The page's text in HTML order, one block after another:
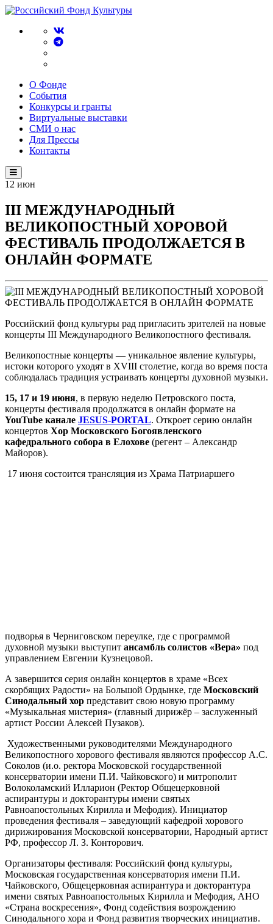
О Фонде
События
Конкурсы и гранты
Виртуальные выставки
СМИ о нас
Для Прессы
Контакты
12 июн
III МЕЖДУНАРОДНЫЙ
ВЕЛИКОПОСТНЫЙ ХОРОВОЙ
ФЕСТИВАЛЬ ПРОДОЛЖАЕТСЯ В
ОНЛАЙН ФОРМАТЕ
Российский фонд культуры рад пригласить зрителей на новые
концерты III Международного Великопостного фестиваля.
Великопостные концерты — уникальное явление культуры,
истоки которого уходят в XVIII столетие, когда во время поста
соблюдалась традиция устраивать концерты духовной музыки.
15, 17 и 19 июня, в первую неделю Петровского поста,
концерты фестиваля продолжатся в онлайн формате на
YouTube канале JESUS-PORTAL. Откроет серию онлайн
концертов Хор Московского Богоявленского
кафедрального собора в Елохове (регент – Александр
Майоров).
17 июня состоится трансляция из Храма Патриаршего
подворья в Черниговском переулке, где с программой
духовной музыки выступит ансамбль солистов «Вера» под
управлением Евгении Кузнецовой.
А завершится серия онлайн концертов в храме «Всех
скорбящих Радости» на Большой Ордынке, где Московский
Синодальный хор представит свою новую программу
«Музыкальная мистерия» (главный дирижёр – заслуженный
артист России Алексей Пузаков).
Художественными руководителями Международного
Великопостного хорового фестиваля являются профессор А.С.
Соколов (и.о. ректора Московской государственной
консерватории имени П.И. Чайковского) и митрополит
Волоколамский Илларион (Ректор Общецерковной
аспирантуры и докторантуры имени святых
Равноапостольных Кирилла и Мефодия). Инициатор
проведения фестиваля – заведующий кафедрой хорового
дирижирования Московской консерватории, Народный артист
РФ, профессор Л. З. Конторович.
Организаторы фестиваля: Российский фонд культуры,
Московская государственная консерватория имени П.И.
Чайковского, Общецерковная аспирантура и докторантура
имени святых Равноапостольных Кирилла и Мефодия, АНО
«Страна воскресения», Фонд содействия возрождению
Синодального хора и Фонд развития творческих инициатив.